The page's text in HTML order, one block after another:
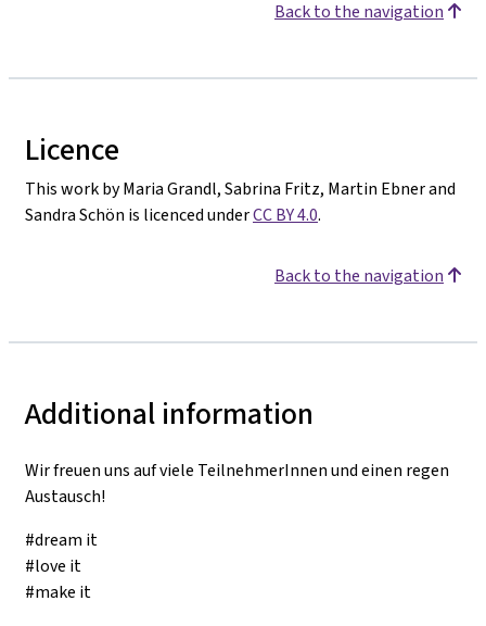
Back to the navigation
Licence
This work by Maria Grandl, Sabrina Fritz, Martin Ebner and
Sandra Schön is licenced underCC BY 4.0.
Back to the navigation
Additional information
Wir freuen uns auf viele TeilnehmerInnen und einen regen
Austausch!
#dream it
#love it
#make it